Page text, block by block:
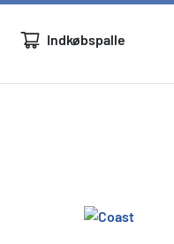
Indkøbspalle